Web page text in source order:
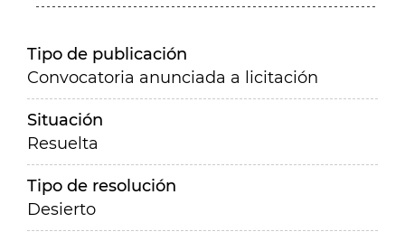
Tipo de publicación
Convocatoria anunciada a licitación
Situación
Resuelta
Tipo de resolución
Desierto